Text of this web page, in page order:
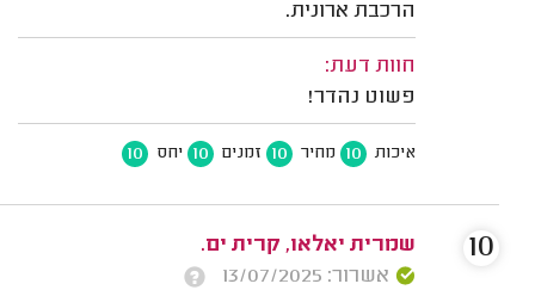
הרכבת ארונית.
חוות דעת:
פשוט נהדר!
איכות 10 מחיר 10 זמנים 10 יחס 10
שמרית יאלאו, קרית ים.
אשרור: 13/07/2025
10